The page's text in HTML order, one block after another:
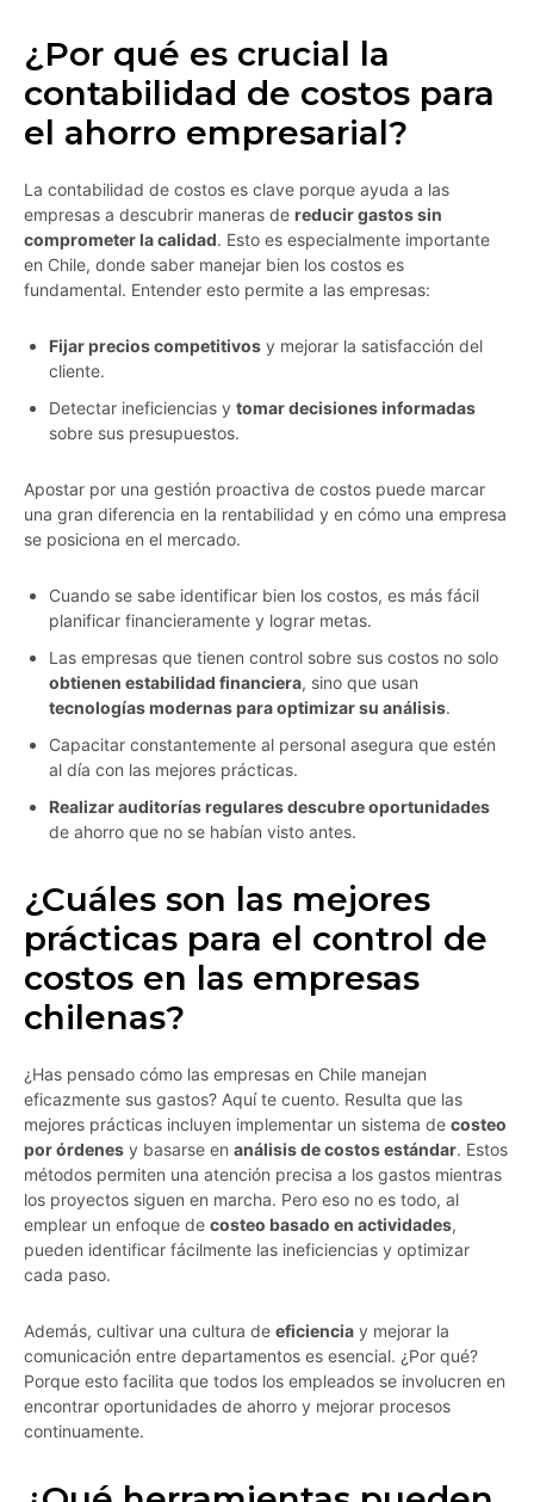
¿Por qué es crucial la
contabilidad de costos para
el ahorro empresarial?
La contabilidad de costos es clave porque ayuda a las
empresas a descubrir maneras de reducir gastos sin
comprometer la calidad. Esto es especialmente importante
en Chile, donde saber manejar bien los costos es
fundamental. Entender esto permite a las empresas:
Fijar precios competitivos y mejorar la satisfacción del
cliente.
Detectar ineficiencias y tomar decisiones informadas
sobre sus presupuestos.
Apostar por una gestión proactiva de costos puede marcar
una gran diferencia en la rentabilidad y en cómo una empresa
se posiciona en el mercado.
Cuando se sabe identificar bien los costos, es más fácil
planificar financieramente y lograr metas.
Las empresas que tienen control sobre sus costos no solo
obtienen estabilidad financiera, sino que usan
tecnologías modernas para optimizar su análisis.
Capacitar constantemente al personal asegura que estén
al día con las mejores prácticas.
Realizar auditorías regulares descubre oportunidades
de ahorro que no se habían visto antes.
¿Cuáles son las mejores
prácticas para el control de
costos en las empresas
chilenas?
¿Has pensado cómo las empresas en Chile manejan
eficazmente sus gastos? Aquí te cuento. Resulta que las
mejores prácticas incluyen implementar un sistema de costeo
por órdenes y basarse en análisis de costos estándar. Estos
métodos permiten una atención precisa a los gastos mientras
los proyectos siguen en marcha. Pero eso no es todo, al
emplear un enfoque de costeo basado en actividades,
pueden identificar fácilmente las ineficiencias y optimizar
cada paso.
Además, cultivar una cultura de eficiencia y mejorar la
comunicación entre departamentos es esencial. ¿Por qué?
Porque esto facilita que todos los empleados se involucren en
encontrar oportunidades de ahorro y mejorar procesos
continuamente.